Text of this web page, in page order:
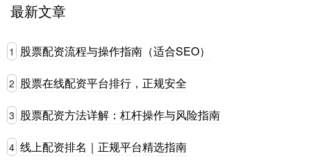
最新文章
1 股票配资流程与操作指南（适合SEO）
2 股票在线配资平台排行，正规安全
3 股票配资方法详解：杠杆操作与风险指南
4 线上配资排名｜正规平台精选指南